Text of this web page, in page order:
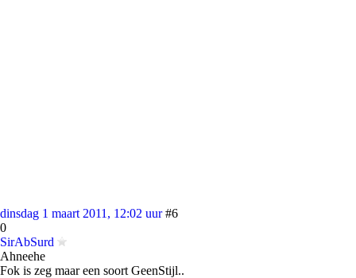
dinsdag 1 maart 2011, 12:02 uur #6
0
SirAbSurd
Ahneehe
Fok is zeg maar een soort GeenStijl..